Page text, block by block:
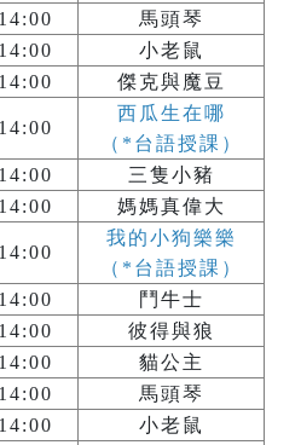
馬頭琴
小老鼠
傑克與魔豆
西瓜生在哪
（*台語授課）
三隻小豬
媽媽真偉大
我的小狗樂樂
（*台語授課）
鬥牛士
彼得與狼
貓公主
馬頭琴
小老鼠